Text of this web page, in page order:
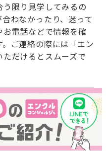
限り見学してみるの
わなかったり、迷って
電話などで情報を確
ご連絡の際には「エン
だけるとスムーズで